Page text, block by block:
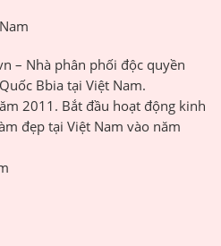
– Nhà phân phối độc quyền
Bbia tại Việt Nam.
2011. Bắt đầu hoạt động kinh
đẹp tại Việt Nam vào năm